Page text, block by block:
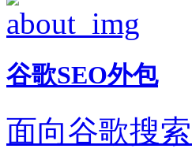
谷歌SEO外包
面向谷歌搜